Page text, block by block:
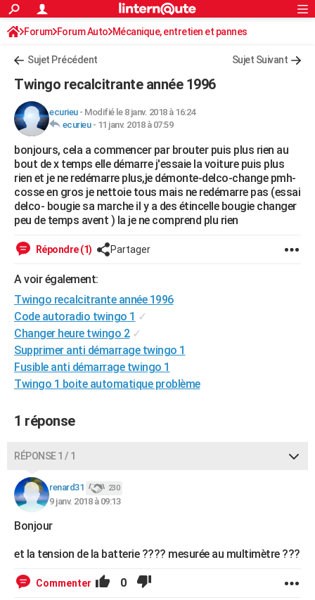
ACTUALITÉS
Politique
Société
Faits Divers
Education
Monde
Villes
+
FINANCE
Retraite
Impôts
Epargne
Immobilier
Risques naturels par ville
Banque
Assurance
Crédit
AUTO
Essais
Réserver un essai
Citadines
Berlines
SUV
Forum auto
+HIGH-TECH
Mobiles
Meilleur smartphone
Internet
Ordinateurs
Jeux vidéo
Guide high-tech
+BRICOLAGE
Forum
Aménagement intérieur
Extérieur
Cuisine
Salle de bains
Jardinage
Rangement
WEEK-END
Guides de France
Escapades
Patrimoine
Expositions
Musées
Week-end nature
LIFESTYLE
SANTE
Alimentation
Guide de la santé
Maladies
Médicaments
Sommeil
VOYAGE
Destinations
City break
Voyage nature
Voyage de noces
Forum
Climat
+PHOTO
GUIDES D'ACHAT
BONS PLANS
CARTE DE VOEUX
COPAINS D'AVANT
S'inscrire
Se connecter
Lycées
Collèges
Primaires
Universités
Entreprises
Service militaire
Avis de recherche
AVIS DE DÉCÈS
FORUM
Bricolage
Lifestyle
Culture
Sport
Auto
Television
Voyage
Cinema
Rechercher
S'inscrire
Connexion
Forum Forum Auto Mécanique, entretien et pannes
Sujet Précédent Sujet Suivant
Twingo recalcitrante année 1996
ecurieu- Modifié le 8 janv. 2018 à 16:24
ecurieu- 11 janv. 2018 à 07:59
bonjours, cela a commencer par brouter puis plus rien au
bout de x temps elle démarre j'essaie la voiture puis plus
rien et je ne redémarre plus,je démonte-delco-change pmh-
cosse en gros je nettoie tous mais ne redémarre pas (essai
delco- bougie sa marche il y a des étincelle bougie changer
peu de temps avent ) la je ne comprend plu rien
Répondre (1) Partager
A voir également:
Twingo recalcitrante année 1996
Code autoradio twingo 1 ✓
Changer heure twingo 2 ✓
Supprimer anti démarrage twingo 1
Fusible anti démarrage twingo 1
Twingo 1 boite automatique problème
1 réponse
RÉPONSE 1 / 1
renard31 230
9 janv. 2018 à 09:13
Bonjour
et la tension de la batterie ???? mesurée au multimètre ???
Commenter 0